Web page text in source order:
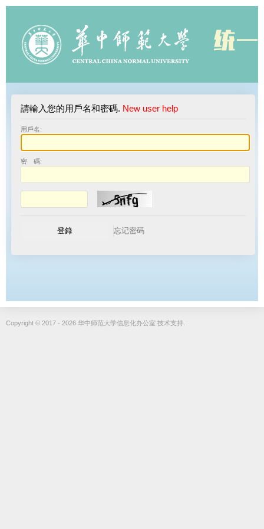
請輸入您的用戶名和密碼. New user help
用戶名:
密 碼:
Copyright © 2017 - 2026 华中师范大学信息化办公室 技术支持.